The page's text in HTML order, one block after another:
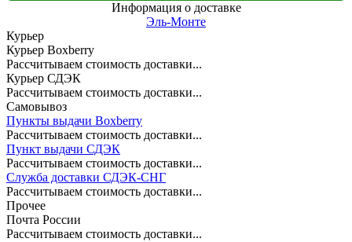
Информация о доставке
Эль-Монте
Курьер
Курьер Boxberry
Рассчитываем стоимость доставки...
Курьер СДЭК
Рассчитываем стоимость доставки...
Самовывоз
Пункты выдачи Boxberry
Рассчитываем стоимость доставки...
Пункт выдачи СДЭК
Рассчитываем стоимость доставки...
Служба доставки СДЭК-СНГ
Рассчитываем стоимость доставки...
Прочее
Почта России
Рассчитываем стоимость доставки...